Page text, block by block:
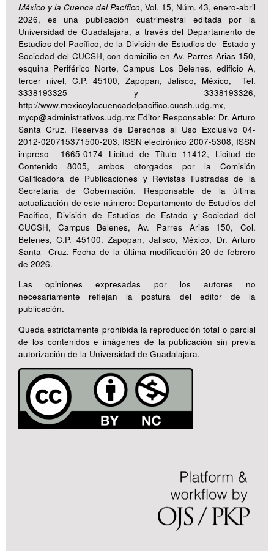
México y la Cuenca del Pacífico, Vol. 15, Núm. 43, enero-abril
2026, es una publicación cuatrimestral editada por la
Universidad de Guadalajara, a través del Departamento de
Estudios del Pacífico, de la División de Estudios de Estado y
Sociedad del CUCSH, con domicilio en Av. Parres Arias 150,
esquina Periférico Norte, Campus Los Belenes, edificio A,
tercer nivel, C.P. 45100, Zapopan, Jalisco, México, Tel.
3338193325 y 3338193326,
http://www.mexicoylacuencadelpacifico.cucsh.udg.mx,
mycp@administrativos.udg.mx Editor Responsable: Dr. Arturo
Santa Cruz. Reservas de Derechos al Uso Exclusivo 04-
2012-020715371500-203, ISSN electrónico 2007-5308, ISSN
impreso 1665-0174 Licitud de Título 11412, Licitud de
Contenido 8005, ambos otorgados por la Comisión
Calificadora de Publicaciones y Revistas Ilustradas de la
Secretaría de Gobernación. Responsable de la última
actualización de este número: Departamento de Estudios del
Pacífico, División de Estudios de Estado y Sociedad del
CUCSH, Campus Belenes, Av. Parres Arias 150, Col.
Belenes, C.P. 45100. Zapopan, Jalisco, México, Dr. Arturo
Santa Cruz. Fecha de la última modificación 20 de febrero
de 2026.
Las opiniones expresadas por los autores no
necesariamente reflejan la postura del editor de la
publicación.
Queda estrictamente prohibida la reproducción total o parcial
de los contenidos e imágenes de la publicación sin previa
autorización de la Universidad de Guadalajara.